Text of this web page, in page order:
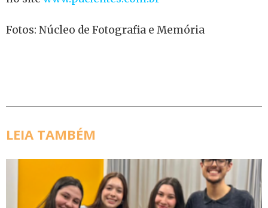
Fotos: Núcleo de Fotografia e Memória
LEIA TAMBÉM